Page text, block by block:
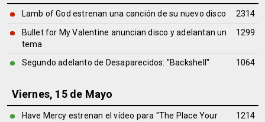
Lamb of God estrenan una canción de su nuevo disco
2314
Bullet for My Valentine anuncian disco y adelantan un
tema
1299
Segundo adelanto de Desaparecidos: "Backshell" 1064
Viernes, 15 de Mayo
Have Mercy estrenan el vídeo para "The Place Your
1214